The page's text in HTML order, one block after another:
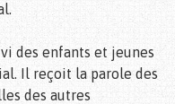
des enfants et jeunes
Il reçoit la parole des
des autres